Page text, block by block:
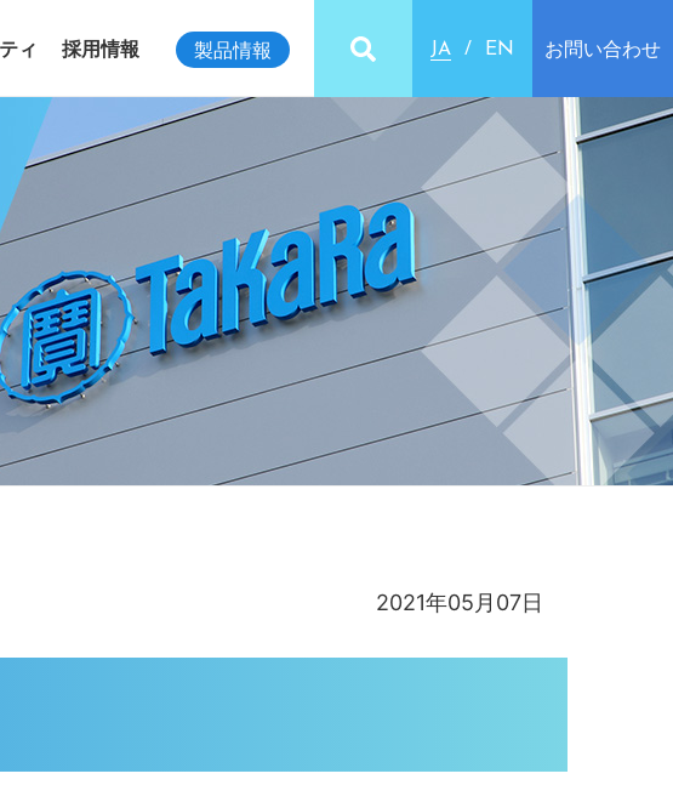
2021年05月07日
製品情報 JA EN お問い合わせ
社 サステナビリティインデックス
ィ 採用情報